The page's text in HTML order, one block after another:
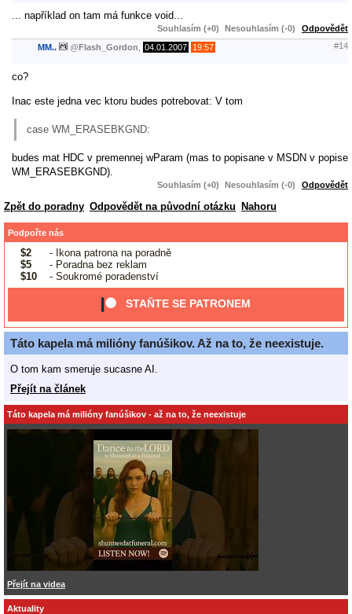
... například on tam má funkce void...
Souhlasím (+0) Nesouhlasím (-0) Odpovědět
MM.. @Flash_Gordon 04.01.2007 19:57 #14
co?
Inac este jedna vec ktoru budes potrebovat: V tom
case WM_ERASEBKGND:
budes mat HDC v premennej wParam (mas to popisane v MSDN v popise
WM_ERASEBKGND).
Souhlasím (+0) Nesouhlasím (-0) Odpovědět
Zpět do poradny Odpovědět na původní otázku Nahoru
Podpořte nás
$2
- Ikona patrona na poradně
$5
- Poradna bez reklam
$10
- Soukromé poradenství
STAŇTE SE PATRONEM
Táto kapela má milióny fanúšikov. Až na to, že neexistuje.
O tom kam smeruje sucasne AI.
Přejít na článek
Táto kapela má milióny fanúšikov - až na to, že neexistuje
Přejít na videa
Aktuality